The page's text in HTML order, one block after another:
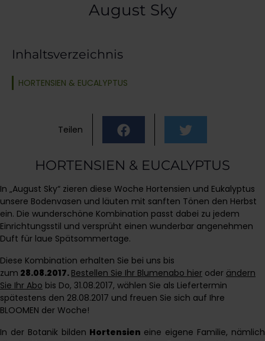
August Sky
Inhaltsverzeichnis
HORTENSIEN & EUCALYPTUS
Teilen
HORTENSIEN & EUCALYPTUS
In „August Sky“ zieren diese Woche Hortensien und Eukalyptus
unsere Bodenvasen und läuten mit sanften Tönen den Herbst
ein. Die wunderschöne Kombination passt dabei zu jedem
Einrichtungsstil und versprüht einen wunderbar angenehmen
Duft für laue Spätsommertage.
Diese Kombination erhalten Sie bei uns bis
zum 28.08.2017. Bestellen Sie Ihr Blumenabo hier oder ändern
Sie Ihr Abo bis Do, 31.08.2017, wählen Sie als Liefertermin
spätestens den 28.08.2017 und freuen Sie sich auf Ihre
BLOOMEN der Woche!
In der Botanik bilden Hortensien eine eigene Familie, nämlich